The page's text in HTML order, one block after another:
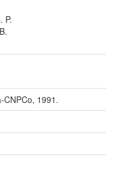
P.
CNPCo, 1991.